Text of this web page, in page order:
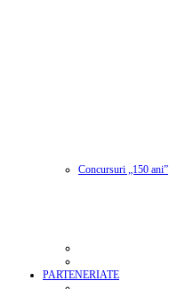
Concursuri „150 ani”
PARTENERIATE